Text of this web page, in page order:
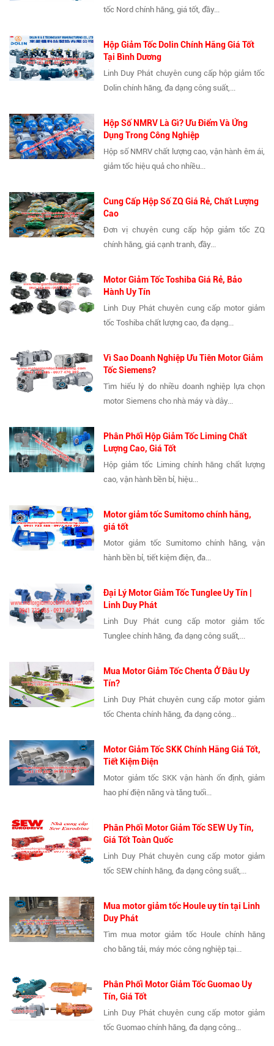
tốc Nord chính hãng, giá tốt, đầy...
Hộp Giảm Tốc Dolin Chính Hãng Giá Tốt
Tại Bình Dương
Linh Duy Phát chuyên cung cấp hộp giảm tốc
Dolin chính hãng, đa dạng công suất,...
Hộp Số NMRV Là Gì? Ưu Điểm Và Ứng
Dụng Trong Công Nghiệp
Hộp số NMRV chất lượng cao, vận hành êm ái,
giảm tốc hiệu quả cho nhiều...
Cung Cấp Hộp Số ZQ Giá Rẻ, Chất Lượng
Cao
Đơn vị chuyên cung cấp hộp giảm tốc ZQ
chính hãng, giá cạnh tranh, đầy...
Motor Giảm Tốc Toshiba Giá Rẻ, Bảo
Hành Uy Tín
Linh Duy Phát chuyên cung cấp motor giảm
tốc Toshiba chất lượng cao, đa dạng...
Vì Sao Doanh Nghiệp Ưu Tiên Motor Giảm
Tốc Siemens?
Tìm hiểu lý do nhiều doanh nghiệp lựa chọn
motor Siemens cho nhà máy và dây...
Phân Phối Hộp Giảm Tốc Liming Chất
Lượng Cao, Giá Tốt
Hộp giảm tốc Liming chính hãng chất lượng
cao, vận hành bền bỉ, hiệu...
Motor giảm tốc Sumitomo chính hãng,
giá tốt
Motor giảm tốc Sumitomo chính hãng, vận
hành bền bỉ, tiết kiệm điện, đa...
Đại Lý Motor Giảm Tốc Tunglee Uy Tín |
Linh Duy Phát
Linh Duy Phát cung cấp motor giảm tốc
Tunglee chính hãng, đa dạng công suất,...
Mua Motor Giảm Tốc Chenta Ở Đâu Uy
Tín?
Linh Duy Phát chuyên cung cấp motor giảm
tốc Chenta chính hãng, đa dạng công...
Motor Giảm Tốc SKK Chính Hãng Giá Tốt,
Tiết Kiệm Điện
Motor giảm tốc SKK vận hành ổn định, giảm
hao phí điện năng và tăng tuổi...
Phân Phối Motor Giảm Tốc SEW Uy Tín,
Giá Tốt Toàn Quốc
Linh Duy Phát chuyên cung cấp motor giảm
tốc SEW chính hãng, đa dạng công suất,...
Mua motor giảm tốc Houle uy tín tại Linh
Duy Phát
Tìm mua motor giảm tốc Houle chính hãng
cho băng tải, máy móc công nghiệp tại...
Phân Phối Motor Giảm Tốc Guomao Uy
Tín, Giá Tốt
Linh Duy Phát chuyên cung cấp motor giảm
tốc Guomao chính hãng, đa dạng công...